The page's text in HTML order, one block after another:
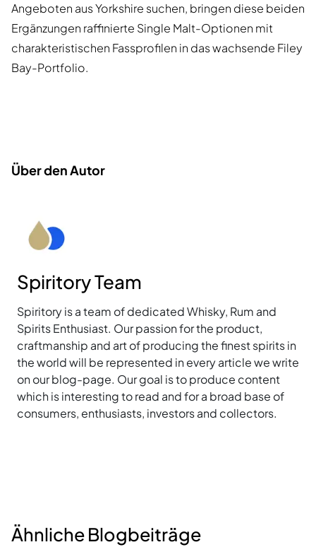
Angeboten aus Yorkshire suchen, bringen diese beiden
Ergänzungen raffinierte Single Malt-Optionen mit
charakteristischen Fassprofilen in das wachsende Filey
Bay-Portfolio.
Über den Autor
Spiritory Team
Spiritory is a team of dedicated Whisky, Rum and
Spirits Enthusiast. Our passion for the product,
craftmanship and art of producing the finest spirits in
the world will be represented in every article we write
on our blog-page. Our goal is to produce content
which is interesting to read and for a broad base of
consumers, enthusiasts, investors and collectors.
Ähnliche Blogbeiträge